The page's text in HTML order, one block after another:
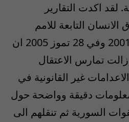
لقد اكدت التقارير
التابعة للامم
المتحدة في 6 نيسان 2001 وفي 28 تموز 2005 ان
تمارس الاعتقال
غير القانونية في
معلومات دقيقة وواضحة حول
السورية ثم تنقلهم الى